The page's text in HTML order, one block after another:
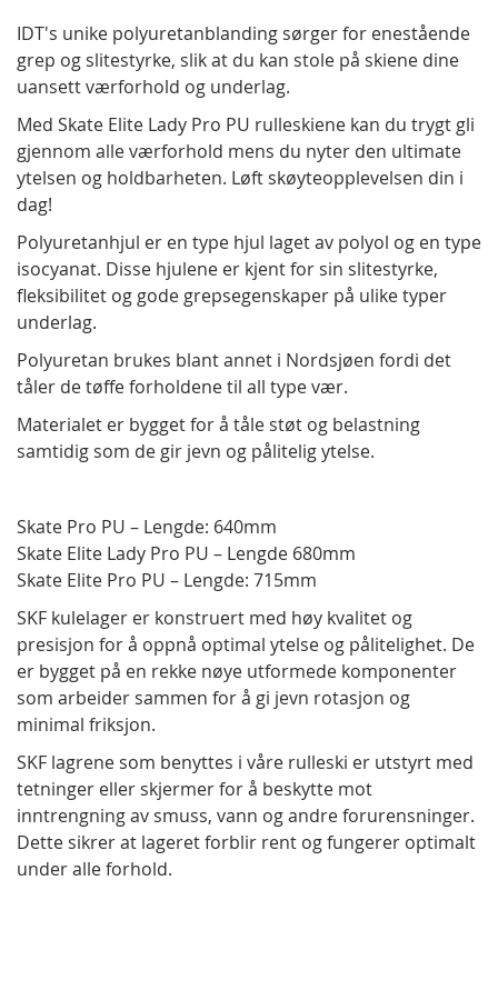
IDT's unike polyuretanblanding sørger for enestående
grep og slitestyrke, slik at du kan stole på skiene dine
uansett værforhold og underlag.
Med Skate Elite Lady Pro PU rulleskiene kan du trygt gli
gjennom alle værforhold mens du nyter den ultimate
ytelsen og holdbarheten. Løft skøyteopplevelsen din i
dag!
Polyuretanhjul er en type hjul laget av polyol og en type
isocyanat. Disse hjulene er kjent for sin slitestyrke,
fleksibilitet og gode grepsegenskaper på ulike typer
underlag.
Polyuretan brukes blant annet i Nordsjøen fordi det
tåler de tøffe forholdene til all type vær.
Materialet er bygget for å tåle støt og belastning
samtidig som de gir jevn og pålitelig ytelse.
Skate Pro PU – Lengde: 640mm
Skate Elite Lady Pro PU – Lengde 680mm
Skate Elite Pro PU – Lengde: 715mm
SKF kulelager er konstruert med høy kvalitet og
presisjon for å oppnå optimal ytelse og pålitelighet. De
er bygget på en rekke nøye utformede komponenter
som arbeider sammen for å gi jevn rotasjon og
minimal friksjon.
SKF lagrene som benyttes i våre rulleski er utstyrt med
tetninger eller skjermer for å beskytte mot
inntrengning av smuss, vann og andre forurensninger.
Dette sikrer at lageret forblir rent og fungerer optimalt
under alle forhold.